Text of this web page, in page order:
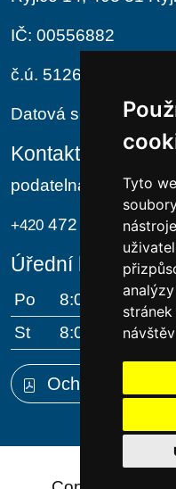
Tyto
IČ: 00556882
č.ú. 5126411/0100
Datová schránka:
Kontakt
podatelna@ryjice.cz
+420 472 733 705
Úřední hodiny
Po 8:00 - 12:00
St
8:00 - 12:00
Ochrana